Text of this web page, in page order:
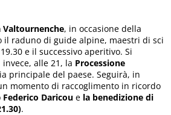
Valtournenche, in occasione della
il raduno di guide alpine, maestri di sci
e il successivo aperitivo. Si
alle 21, la Processione
principale del paese. Seguirà, in
momento di raccoglimento in ricordo
Federico Daricou e la benedizione di
.